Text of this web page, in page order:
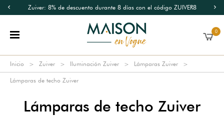
Zuiver: 8% de descuento durante 8 días con el código ZUIVER8
0
Inicio Zuiver Iluminación Zuiver Lámparas Zuiver
Lámparas de techo Zuiver
Lámparas de techo Zuiver